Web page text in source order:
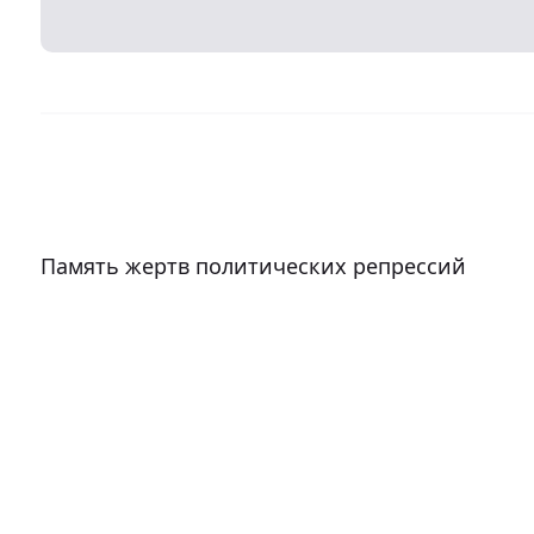
Память жертв политических репрессий